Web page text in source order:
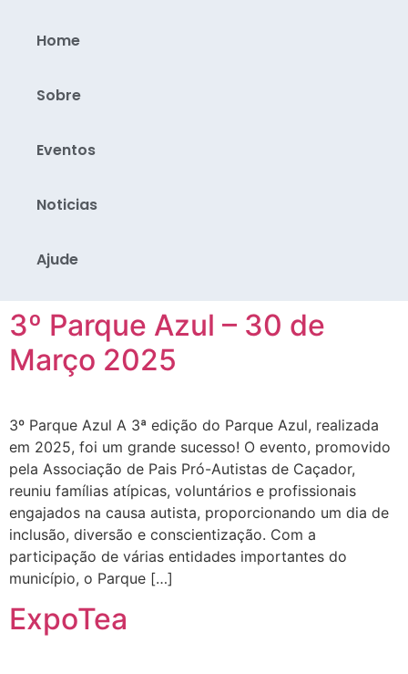
Home
Sobre
Eventos
Noticias
Ajude
3º Parque Azul – 30 de
Março 2025
3º Parque Azul A 3ª edição do Parque Azul, realizada
em 2025, foi um grande sucesso! O evento, promovido
pela Associação de Pais Pró-Autistas de Caçador,
reuniu famílias atípicas, voluntários e profissionais
engajados na causa autista, proporcionando um dia de
inclusão, diversão e conscientização. Com a
participação de várias entidades importantes do
município, o Parque […]
ExpoTea